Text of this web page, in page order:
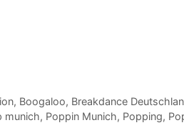
, Boogaloo, Breakdance
munich, Poppin Munich, Popping,